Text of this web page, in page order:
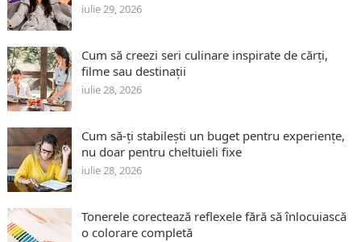
iulie 29, 2026
Cum să creezi seri culinare inspirate de cărți,
filme sau destinații
iulie 28, 2026
Cum să-ți stabilești un buget pentru experiențe,
nu doar pentru cheltuieli fixe
iulie 28, 2026
Tonerele corectează reflexele fără să înlocuiască
o colorare completă